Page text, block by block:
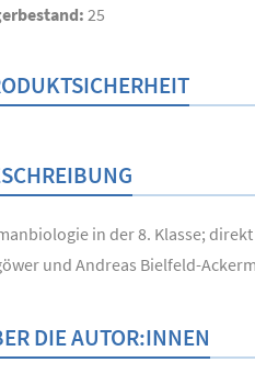
25
in der 8. Klasse;
und Andreas Bielfeld-
DIE AUTOR:INNEN